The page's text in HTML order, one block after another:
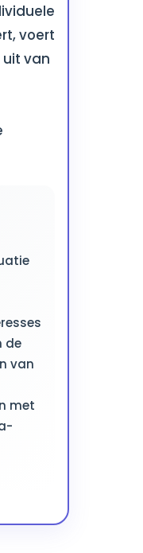
voert
van
de
van
met